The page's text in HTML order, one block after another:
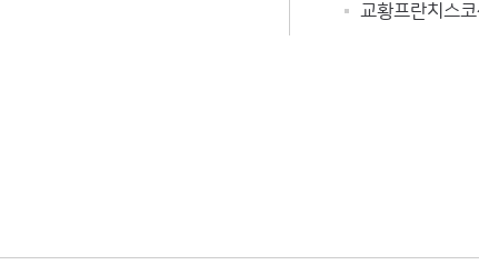
교황프란치스